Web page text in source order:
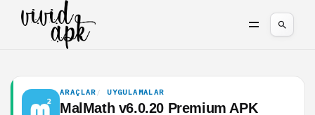
ARAÇLAR UYGULAMALAR
MalMath v6.0.20 Premium APK